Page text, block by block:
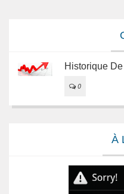
Historique
0
À